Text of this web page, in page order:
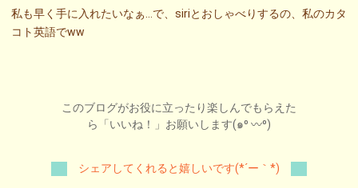
私も早く手に入れたいなぁ…で、siriとおしゃべりするの、私のカタ
コト英語でww
このブログがお役に立ったり楽しんでもらえた
ら「いいね！」お願いします(๑⁰ 〰⁰)
シェアしてくれると嬉しいです(*´ー｀*)